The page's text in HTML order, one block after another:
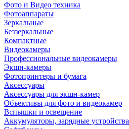
Фото и Видео техника
Фотоаппараты
Зеркальные
Беззеркальные
Компактные
Видеокамеры
Профессиональные видеокамеры
Экшн-камеры
Фотопринтеры и бумага
Аксессуары
Аксессуары для экшн-камер
Объективы для фото и видеокамер
Вспышки и освещение
Аккумуляторы, зарядные устройства